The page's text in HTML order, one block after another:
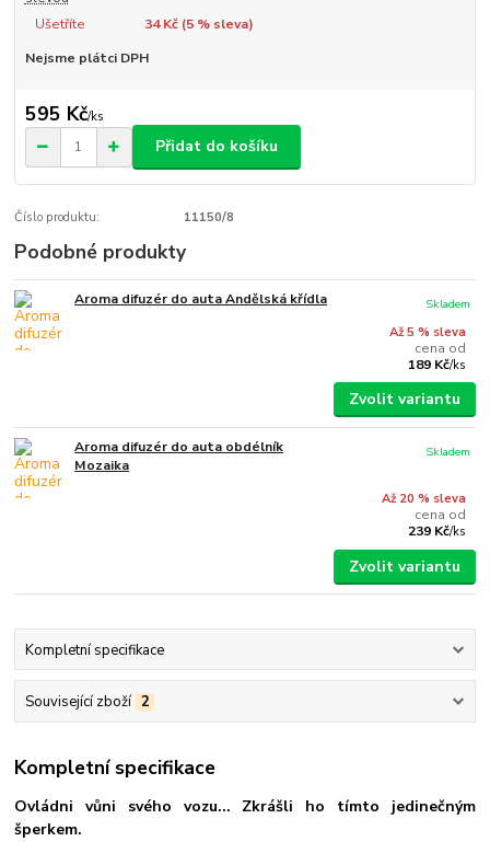
Ušetříte 34 Kč (5% sleva)
Nejsme plátci DPH
595 Kč/ks
Přidat do košíku
Číslo produktu: 11150/8
Podobné produkty
Aroma difuzér do auta Andělská křídla
Až 5 % sleva
cena od
189 Kč/ks
Skladem
Zvolit variantu
Aroma difuzér do auta obdélník
Mozaika
Až 20 % sleva
cena od
239 Kč/ks
Skladem
Zvolit variantu
Kompletní specifikace
Související zboží 2
Kompletní specifikace
Ovládni vůni svého vozu... Zkrášli ho tímto jedinečným
šperkem.